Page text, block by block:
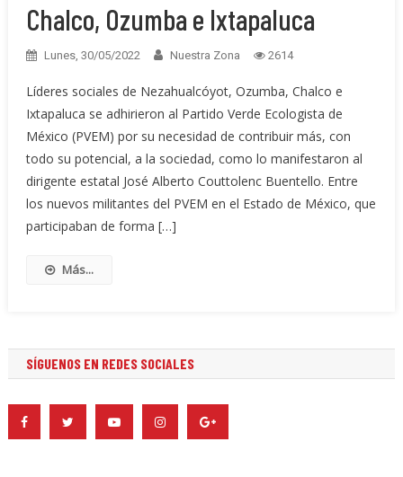
Chalco, Ozumba e Ixtapaluca
Lunes, 30/05/2022 Nuestra Zona 2614
Líderes sociales de Nezahualcóyot, Ozumba, Chalco e
Ixtapaluca se adhirieron al Partido Verde Ecologista de
México (PVEM) por su necesidad de contribuir más, con
todo su potencial, a la sociedad, como lo manifestaron al
dirigente estatal José Alberto Couttolenc Buentello. Entre
los nuevos militantes del PVEM en el Estado de México, que
participaban de forma […]
Más...
SÍGUENOS EN REDES SOCIALES